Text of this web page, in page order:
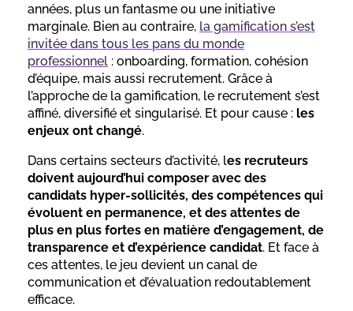
années, plus un fantasme ou une initiative
marginale. Bien au contraire, la gamification s’est
invitée dans tous les pans du monde
professionnel : onboarding, formation, cohésion
d’équipe, mais aussi recrutement. Grâce à
l’approche de la gamification, le recrutement s’est
affiné, diversifié et singularisé. Et pour cause : les
enjeux ont changé.
Dans certains secteurs d’activité, les recruteurs
doivent aujourd’hui composer avec des
candidats hyper-sollicités, des compétences qui
évoluent en permanence, et des attentes de
plus en plus fortes en matière d’engagement, de
transparence et d’expérience candidat. Et face à
ces attentes, le jeu devient un canal de
communication et d’évaluation redoutablement
efficace.